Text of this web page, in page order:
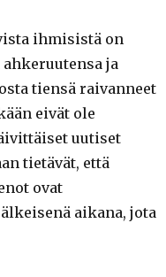
ihmisistä on
ja
tiensä raivanneet
eivät ole
uutiset
tietävät, että
ovat
aikana, jota